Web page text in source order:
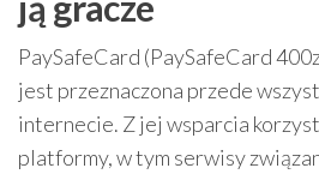
PaySafeCard (PaySafeCard
jest przeznaczona przede
internecie. Z jej wsparcia
platformy, w tym serwisy